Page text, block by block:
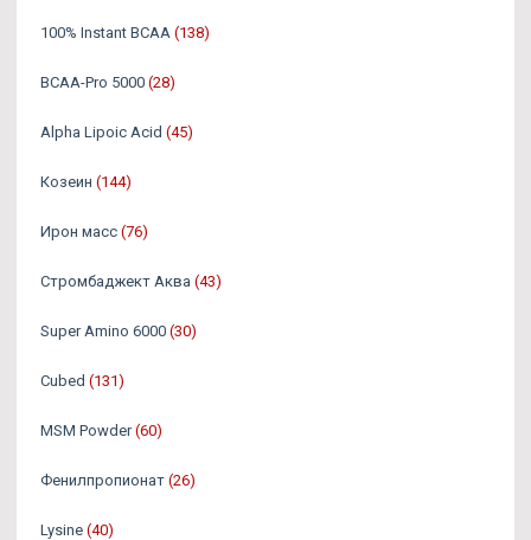
100% Instant BCAA (138)
BCAA-Pro 5000 (28)
Alpha Lipoic Acid (45)
Козеин (144)
Ирон масс (76)
Стромбаджект Аква (43)
Super Amino 6000 (30)
Cubed (131)
MSM Powder (60)
Фенилпропионат (26)
Lysine (40)